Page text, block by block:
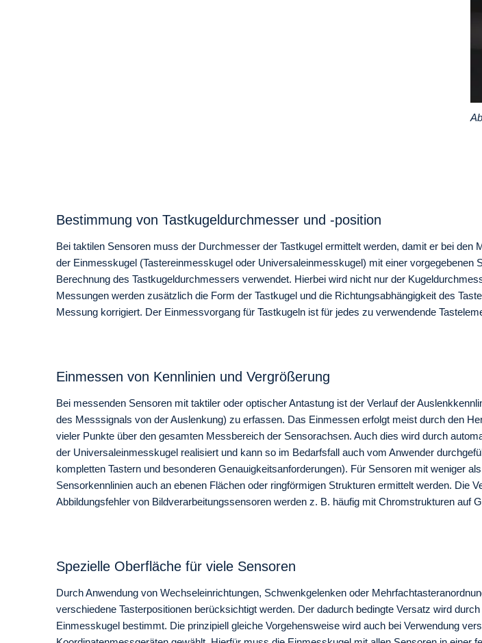
Bestimmung von Tastkugeldurchmesser und -position
Bei taktilen Sensoren muss der Durchmesser der Tastkugel ermittelt werden, damit er bei
der Einmesskugel (Tastereinmesskugel oder Universaleinmesskugel) mit einer
Berechnung des Tastkugeldurchmessers verwendet. Hierbei wird nicht nur der
Messungen werden zusätzlich die Form der Tastkugel und die Richtungsabhängigkeit des
Messung korrigiert. Der Einmessvorgang für Tastkugeln ist für jedes zu verwendende
Einmessen von Kennlinien und Vergrößerung
Bei messenden Sensoren mit taktiler oder optischer Antastung ist der Verlauf der
des Messsignals von der Auslenkung) zu erfassen. Das Einmessen erfolgt meist durch den
vieler Punkte über den gesamten Messbereich der Sensorachsen. Auch dies wird durch
der Universaleinmesskugel realisiert und kann so im Bedarfsfall auch vom Anwender
kompletten Tastern und besonderen Genauigkeitsanforderungen). Für Sensoren mit weniger
Sensorkennlinien auch an ebenen Flächen oder ringförmigen Strukturen ermittelt werden. Die
Abbildungsfehler von Bildverarbeitungssensoren werden z. B. häufig mit Chromstrukturen auf
Spezielle Oberfläche für viele Sensoren
Durch Anwendung von Wechseleinrichtungen, Schwenkgelenken oder
verschiedene Tasterpositionen berücksichtigt werden. Der dadurch bedingte Versatz wird
Einmesskugel bestimmt. Die prinzipiell gleiche Vorgehensweise wird auch bei Verwendung